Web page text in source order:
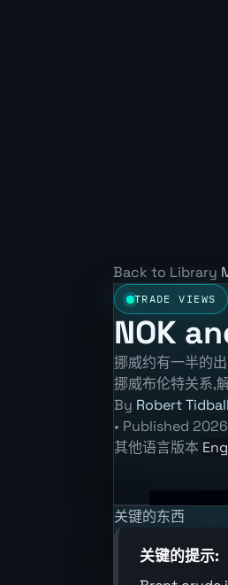
Back to Library
TRADE VIEWS
NOK
挪威约有一半的
挪威布伦特关系,
By Robert Tidball
• Published
其他语言版本
关键的东西
关键的提示: